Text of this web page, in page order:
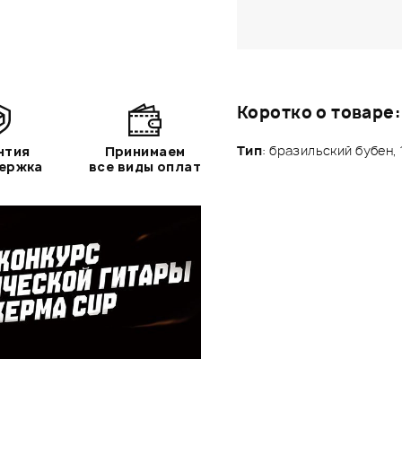
Коротко о товаре:
Тип: бразильский бубен,
Принимаем
все виды оплат